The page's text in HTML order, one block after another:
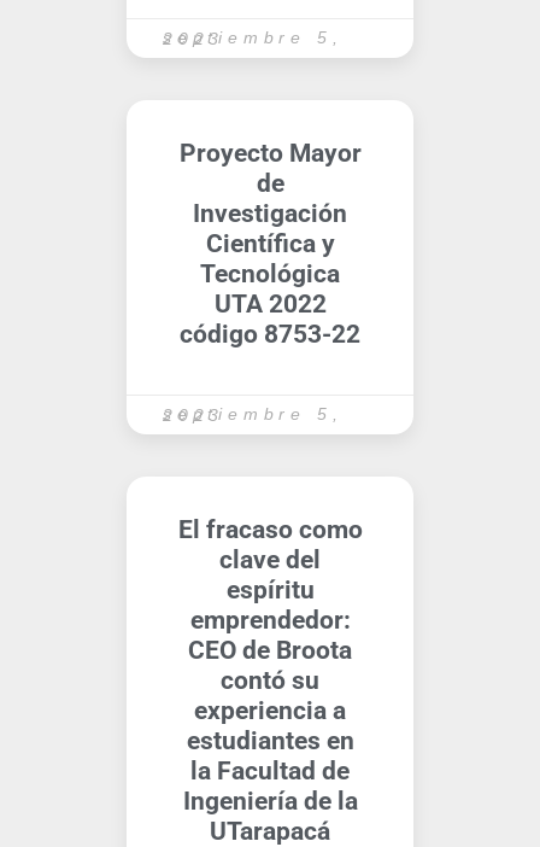
septiembre 5, 2023
Proyecto Mayor
de
Investigación
Científica y
Tecnológica
UTA 2022
código 8753-22
septiembre 5, 2023
El fracaso como
clave del
espíritu
emprendedor:
CEO de Broota
contó su
experiencia a
estudiantes en
la Facultad de
Ingeniería de la
UTarapacá